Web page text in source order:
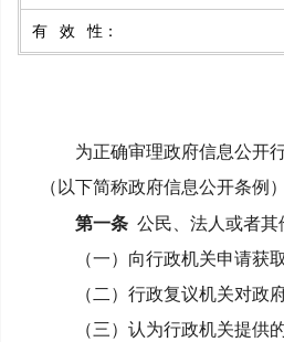
有效性 ：
为正确审理政府信息公开
（以下简称政府信息公开条
第一条 公民、法人或者
（一）向行政机关申请获取
（二）行政复议机关对政府
（三）认为行政机关提供的